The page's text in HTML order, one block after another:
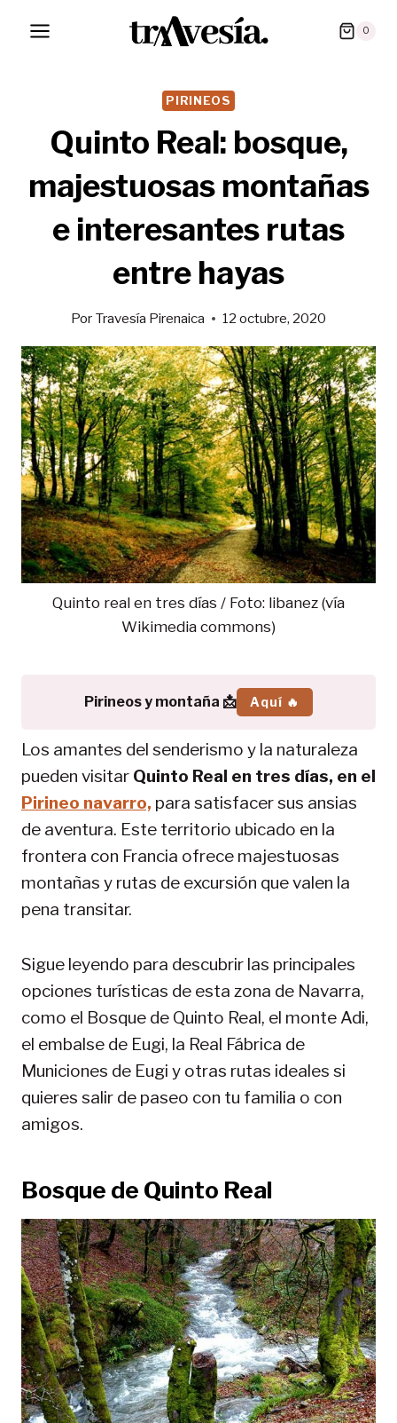
0
PIRINEOS
Quinto Real: bosque,
majestuosas montañas
e interesantes rutas
entre hayas
Por Travesía Pirenaica 12 octubre, 2020
Quinto real en tres días / Foto: libanez (vía
Wikimedia commons)
Pirineos y montaña 📩 Aquí 🔥
Los amantes del senderismo y la naturaleza
pueden visitar Quinto Real en tres días, en el
Pirineo navarro, para satisfacer sus ansias
de aventura. Este territorio ubicado en la
frontera con Francia ofrece majestuosas
montañas y rutas de excursión que valen la
pena transitar.
Sigue leyendo para descubrir las principales
opciones turísticas de esta zona de Navarra,
como el Bosque de Quinto Real, el monte Adi,
el embalse de Eugi, la Real Fábrica de
Municiones de Eugi y otras rutas ideales si
quieres salir de paseo con tu familia o con
amigos.
Bosque de Quinto Real